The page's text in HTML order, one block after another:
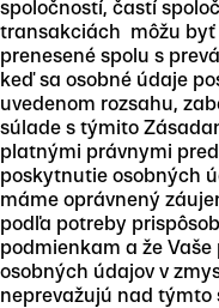
spoločností, častí
transakciách môžu byť
prenesené spolu s
keď sa osobné údaje
uvedenom rozsahu,
súlade s týmito
platnými právnymi
poskytnutie osobných
máme oprávnený
podľa potreby
podmienkam a že
osobných údajov v
neprevažujú nad týmto